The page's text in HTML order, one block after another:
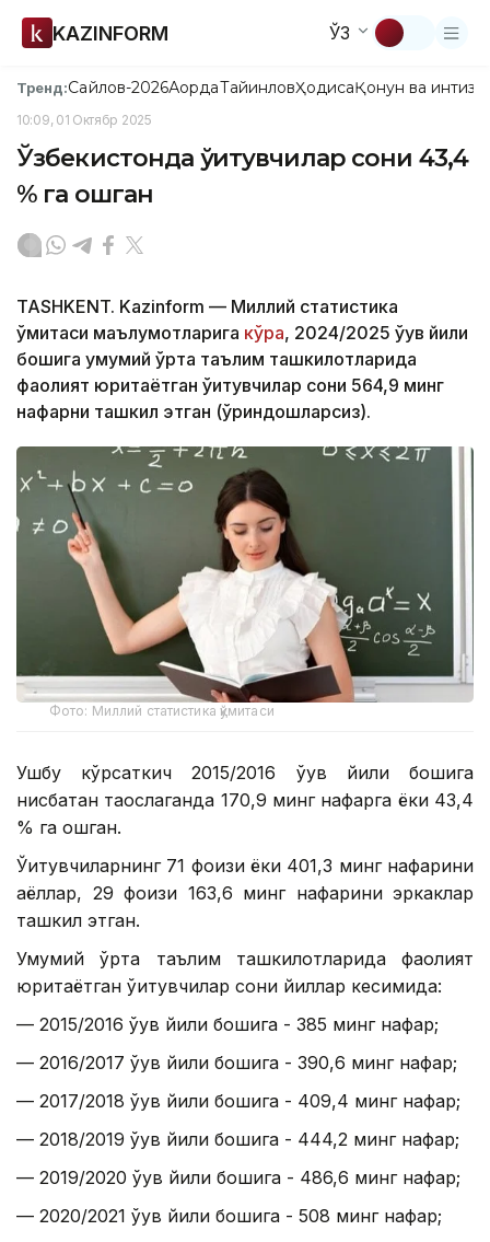
KAZINFORM ЎЗ
Тренд:Сайлов-2026АқордаТайинловҲодисаҚонун ва
10:09, 01 Октябр 2025
Ўзбекистонда ўқитувчилар сони 43,4
% га ошган
TASHKENT. Kazinform — Миллий статистика
қўмитаси маълумотларига кўра, 2024/2025 ўқув йили
бошига умумий ўрта таълим ташкилотларида
фаолият юритаётган ўқитувчилар сони 564,9 минг
нафарни ташкил этган (ўриндошларсиз).
Фото: Миллий статистика қўмитаси
Ушбу кўрсаткич 2015/2016 ўқув йили бошига
нисбатан таққослаганда 170,9 минг нафарга ёки 43,4
% га ошган.
Ўқитувчиларнинг 71 фоизи ёки 401,3 минг нафарини
аёллар, 29 фоизи 163,6 минг нафарини эркаклар
ташкил этган.
Умумий ўрта таълим ташкилотларида фаолият
юритаётган ўқитувчилар сони йиллар кесимида:
— 2015/2016 ўқув йили бошига - 385 минг нафар;
— 2016/2017 ўқув йили бошига - 390,6 минг нафар;
— 2017/2018 ўқув йили бошига - 409,4 минг нафар;
— 2018/2019 ўқув йили бошига - 444,2 минг нафар;
— 2019/2020 ўқув йили бошига - 486,6 минг нафар;
— 2020/2021 ўқув йили бошига - 508 минг нафар;